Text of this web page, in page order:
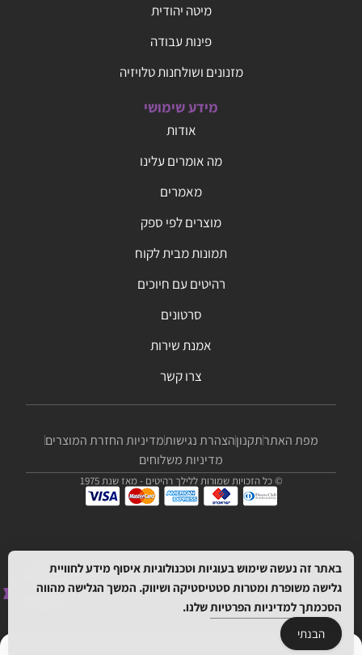
מיטה יהודית
פינות עבודה
מזנונים ושולחנות טלויזיה
מידע שימושי
אודות
מה אומרים עלינו
מאמרים
מוצרים לפי ספק
תמונות מבית לקוח
רהיטים עם חיוכים
סרטונים
אמנת שירות
צרו קשר
מפת האתרתקנוןהצהרת נגישותמדיניות החזרת המוצרים
מדיניות משלוחים
© כל הזכויות שמורות ללילך רהיטים - מאז שנת 1975
באתר זה נעשה שימוש בעוגיות וטכנולוגיות איסוף מידע לחוויית
גלישה משופרת ומטרות סטטיסטיקה ושיווק. המשך הגלישה מהווה
הסכמתךלמדיניות הפרטיותשלנו.
הבנתי